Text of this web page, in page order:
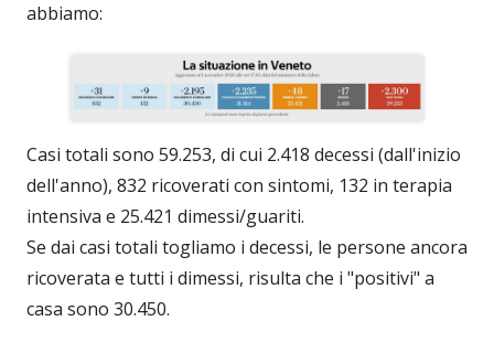
abbiamo:
Casi totali sono 59.253, di cui 2.418 decessi (dall'inizio
dell'anno), 832 ricoverati con sintomi, 132 in terapia
intensiva e 25.421 dimessi/guariti.
Se dai casi totali togliamo i decessi, le persone ancora
ricoverata e tutti i dimessi, risulta che i "positivi" a
casa sono 30.450.